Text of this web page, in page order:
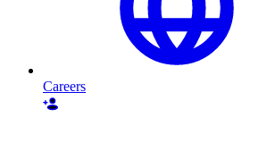
Careers